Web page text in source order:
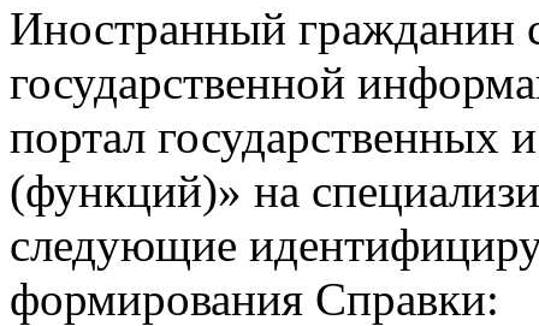
Иностранный гражданин
государственной
портал государственных
(функций)» на
следующие
формирования Справки: